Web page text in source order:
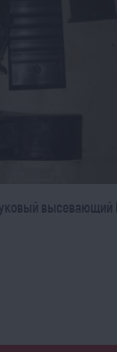
высевающий